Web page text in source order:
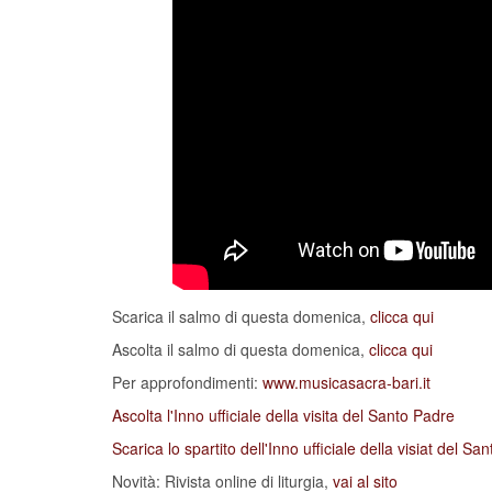
Scarica il salmo di questa domenica, clicca qui
Ascolta il salmo di questa domenica, clicca qui
Per approfondimenti: www.musicasacra-bari.it
Ascolta l'Inno ufficiale della visita del Santo Padre
Scarica lo spartito dell'Inno ufficiale della visiat del
Novità: Rivista online di liturgia, vai al sito